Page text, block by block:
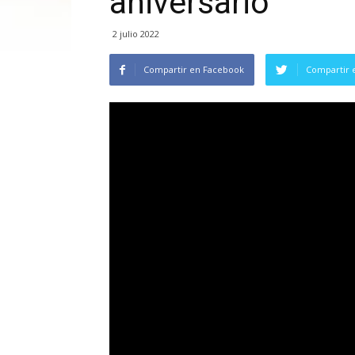
2 julio 2022
Compartir en Facebook Compartir